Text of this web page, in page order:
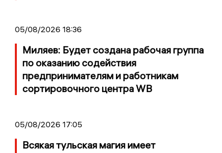
05/08/2026 18:36
Миляев: Будет создана рабочая группа
по оказанию содействия
предпринимателям и работникам
сортировочного центра WB
05/08/2026 17:05
Всякая тульская магия имеет